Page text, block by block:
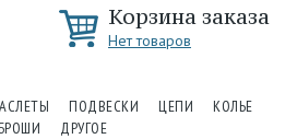
Корзина заказа
Нет товаров
ПОДВЕСКИ ЦЕПИ
КОЛЬЕ
ДРУГОЕ